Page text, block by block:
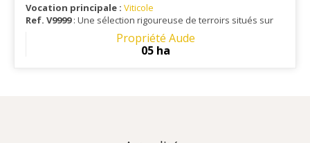
Vocation principale : Viticole
Ref. V9999: Une sélection rigoureuse de terroirs situés sur
l'ensemble des départements d'Occitanie.
Propriété Aude
05 ha